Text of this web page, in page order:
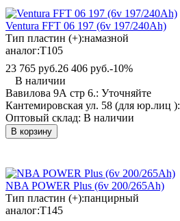
Ventura FFT 06 197 (6v 197/240Ah)
Тип пластин (+):намазной
аналог:T105
23 765 руб.26 406 руб.-10%
В наличии
Вавилова 9А стр 6.: Уточняйте
Кантемировская ул. 58 (для юр.лиц ):
Оптовый склад: В наличии
В корзину
NBA POWER Plus (6v 200/265Ah)
Тип пластин (+):панцирный
аналог:T145